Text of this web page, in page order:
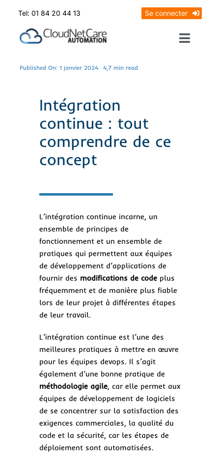
content
Tel: 01 84 20 44 13 Se connecter
Toggle
Prendrez RDV
Mon diagnostic offert
Published On: 1 janvier 2024 4,7 min read
Intégration
continue : tout
comprendre de ce
concept
L’intégration continue incarne, un
ensemble de principes de
fonctionnement et un ensemble de
pratiques qui permettent aux équipes
de développement d’applications de
fournir des modifications de codeplus
fréquemment et de manière plus fiable
lors de leur projet à différentes étapes
de leur travail.
L’intégration continue est l’une des
meilleures pratiques à mettre en œuvre
pour les équipes devops. Il s’agit
également d’une bonne pratique de
méthodologie agile, car elle permet aux
équipes de développement de logiciels
de se concentrer sur la satisfaction des
exigences commerciales, la qualité du
code et la sécurité, car les étapes de
déploiement sont automatisées.